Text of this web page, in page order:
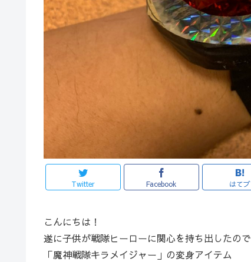
Twitter Facebook はてブ
こんにちは！
遂に子供が戦隊ヒーローに関心を持ち出したので
「魔神戦隊キラメイジャー」の変身アイテム